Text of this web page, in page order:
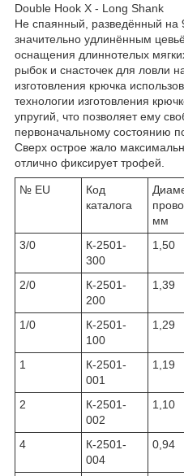
Double Hook X - Long Shank
Не спаянный, разведённый на
значительно удлинённым
оснащения длиннотелых
рыбок и снасточек для ловли
изготовления крючка
технологии изготовления
упругий, что позволяет ему
первоначальному состоянию
Сверх острое жало
отлично фиксирует трофей.
№ EU
Код
каталога
мм
3/0
К-2501-
300
1,50
2/0
К-2501-
200
1,39
1/0
К-2501-
100
1,29
1
К-2501-
001
1,19
2
К-2501-
002
1,10
4
К-2501-
004
0,94